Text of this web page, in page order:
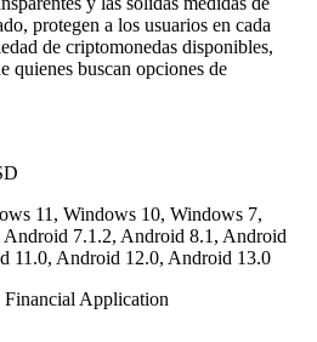
protegen a los usuarios en cada
de criptomonedas disponibles,
quienes buscan opciones de
11, Windows 10, Windows 7,
7.1.2, Android 8.1, Android
11.0, Android 12.0, Android 13.0
Financial Application